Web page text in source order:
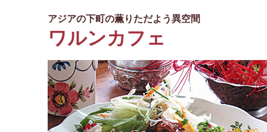
アジアの下町の薫りただよう異空間
ワルンカフェ